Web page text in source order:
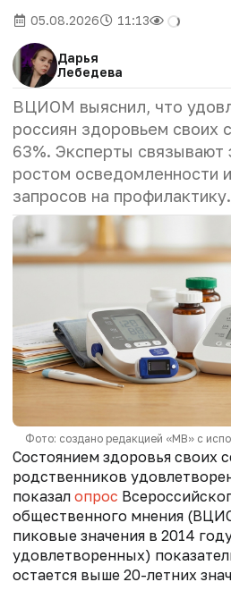
05.08.2026 11:13
Дарья
Лебедева
ВЦИОМ выяснил, что
россиян здоровьем своих
63%. Эксперты связывают
ростом осведомленности
запросов на профилактику.
Фото: создано редакцией «МВ» с
Состоянием здоровья своих
родственников
показал опрос
общественного мнения
пиковые значения в 2014
удовлетворенных)
остается выше 20-летних